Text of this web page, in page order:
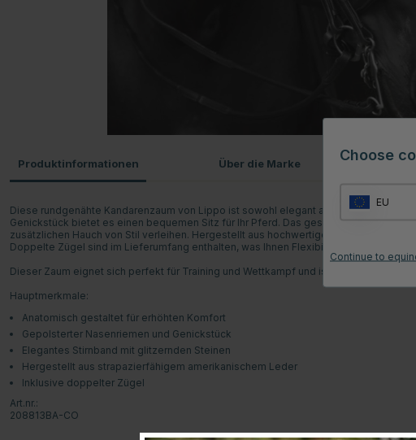
Produktinformationen
Diese rundgenähte Kandarenzaum von Lippo ist sowohl elegant als auch
Genickstück bietet es einen bequemen Sitz für Ihr Pferd. Das geschwungene,
zusätzlichen Hauch von Stil verleihen. Hergestellt aus hochwertigem
Doppelte Zügel sind im Lieferumfang enthalten, was Ihnen Flexibilität und Kontrolle
Dieser Zaum eignet sich perfekt für Training und Wettkampf und ist ideal für Reiter,
Hauptmerkmale:
Anatomisch gestaltet für erhöhten Komfort
Gepolsterter Nasenriemen und Genickstück
Elegantes Stirnband mit glitzernden Steinen
Hergestellt aus strapazierfähigem amerikanischem Leder
Inklusive doppelter Zügel
Art.nr.:
208813BA-CO
Über die Marke
Choose
EU
Continue to